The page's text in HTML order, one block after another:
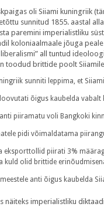
oli Siiami kuningriik
sunnitud 1855. aastal
paremini imperialistliku
koloniaalmaale jõuga
liberalismi” all tuntud
toodud brittide poolt
sunniti leppima, et
õigus kaubelda
piiramatu voli Bangkoki
pidi võimaldatama
eksporttollid piirati 3%
kuld olid brittide
anti õigus kaubelda
näiteks imperialistliku